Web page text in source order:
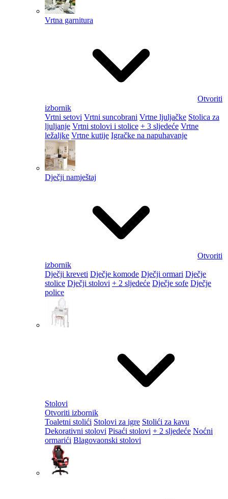
Vrtna garnitura
Otvoriti
izbornik
Vrtni setovi Vrtni suncobrani Vrtne ljuljačke Stolica za
ljuljanje Vrtni stolovi i stolice + 3 sljedeće Vrtne
ležaljke Vrtne kutije Igračke na napuhavanje
Dječji namještaj
Otvoriti
izbornik
Dječji kreveti Dječje komode Dječji ormari Dječje
stolice Dječji stolovi + 2 sljedeće Dječje sofe Dječje
police
Stolovi
Otvoriti izbornik
Toaletni stolići Stolovi za igre Stolići za kavu
Dekorativni stolovi Pisaći stolovi + 2 sljedeće Noćni
ormarići Blagovaonski stolovi